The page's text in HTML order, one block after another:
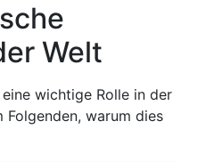
Welt
wichtige Rolle in der
warum dies